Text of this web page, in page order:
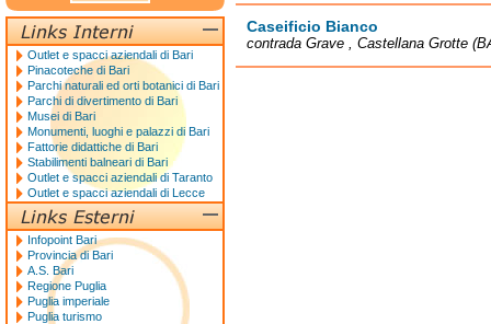
Caseificio Bianco
contrada Grave , Castellana Grotte
Outlet e spacci aziendali di Bari
Pinacoteche di Bari
Parchi naturali ed orti botanici di Bari
Parchi di divertimento di Bari
Musei di Bari
Monumenti, luoghi e palazzi di Bari
Fattorie didattiche di Bari
Stabilimenti balneari di Bari
Outlet e spacci aziendali di Taranto
Outlet e spacci aziendali di Lecce
Infopoint Bari
Provincia di Bari
A.S. Bari
Regione Puglia
Puglia imperiale
Puglia turismo